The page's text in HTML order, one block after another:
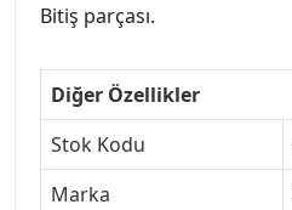
Bitiş parçası.
Diğer Özellikler
Stok Kodu
Marka